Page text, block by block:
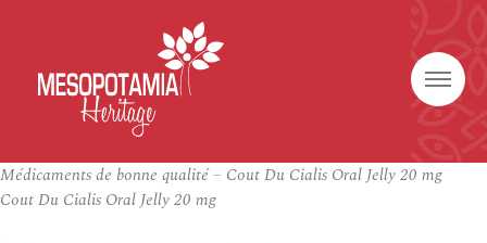
Médicaments de bonne qualité – Cout Du Cialis Oral Jelly 20 mg
Cout Du Cialis Oral Jelly 20 mg